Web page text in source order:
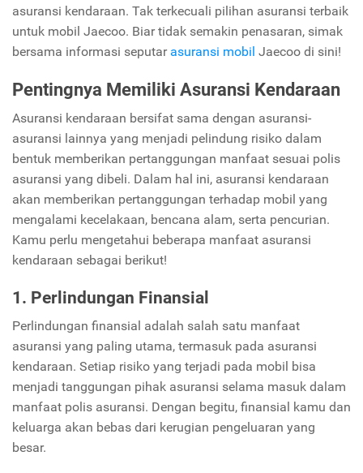
asuransi kendaraan. Tak terkecuali pilihan asuransi terbaik
untuk mobil Jaecoo. Biar tidak semakin penasaran, simak
bersama informasi seputar asuransi mobil Jaecoo di sini!
Pentingnya Memiliki Asuransi Kendaraan
Asuransi kendaraan bersifat sama dengan asuransi-
asuransi lainnya yang menjadi pelindung risiko dalam
bentuk memberikan pertanggungan manfaat sesuai polis
asuransi yang dibeli. Dalam hal ini, asuransi kendaraan
akan memberikan pertanggungan terhadap mobil yang
mengalami kecelakaan, bencana alam, serta pencurian.
Kamu perlu mengetahui beberapa manfaat asuransi
kendaraan sebagai berikut!
1. Perlindungan Finansial
Perlindungan finansial adalah salah satu manfaat
asuransi yang paling utama, termasuk pada asuransi
kendaraan. Setiap risiko yang terjadi pada mobil bisa
menjadi tanggungan pihak asuransi selama masuk dalam
manfaat polis asuransi. Dengan begitu, finansial kamu dan
keluarga akan bebas dari kerugian pengeluaran yang
besar.